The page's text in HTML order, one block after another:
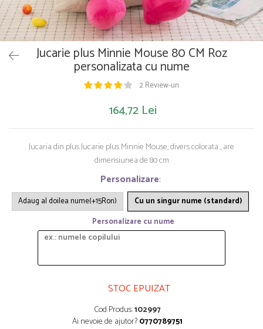
Papusi si accesorii
Trotinete
Trenulete si masinute
Unelte si bancuri de lucru
Jucarie plus Minnie Mouse 80 CM Roz
personalizata cu nume
2 Review-uri
164,72 Lei
Jucaria din plus Jucarie plus Minnie Mouse, divers colorata , are
dimensiunea de 80 cm
Personalizare:
Adaug al doilea nume(+15Ron)
Cu un singur nume (standard)
Personalizare cu nume
STOC EPUIZAT
Cod Produs:102997
Ai nevoie de ajutor?0770789751